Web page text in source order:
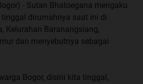
- Sutan Bhatoegana mengaku
dirumahnya saat ini di
Kelurahan Baranangsiang,
dan menyebutnya sebagai
Bogor, disini kita tinggal,